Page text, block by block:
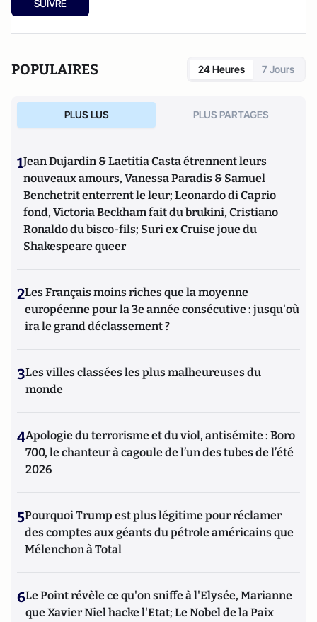
SUIVRE
POPULAIRES 24 Heures 7 Jours
PLUS LUS PLUS PARTAGES
1Jean Dujardin & Laetitia Casta étrennent leurs
nouveaux amours, Vanessa Paradis & Samuel
Benchetrit enterrent le leur; Leonardo di Caprio
fond, Victoria Beckham fait du brukini, Cristiano
Ronaldo du bisco-fils; Suri ex Cruise joue du
Shakespeare queer
2Les Français moins riches que la moyenne
européenne pour la 3e année consécutive : jusqu'où
ira le grand déclassement ?
3Les villes classées les plus malheureuses du
monde
4Apologie du terrorisme et du viol, antisémite : Boro
700, le chanteur à cagoule de l’un des tubes de l’été
2026
5Pourquoi Trump est plus légitime pour réclamer
des comptes aux géants du pétrole américains que
Mélenchon à Total
6Le Point révèle ce qu'on sniffe à l'Elysée, Marianne
que Xavier Niel hacke l'Etat; Le Nobel de la Paix